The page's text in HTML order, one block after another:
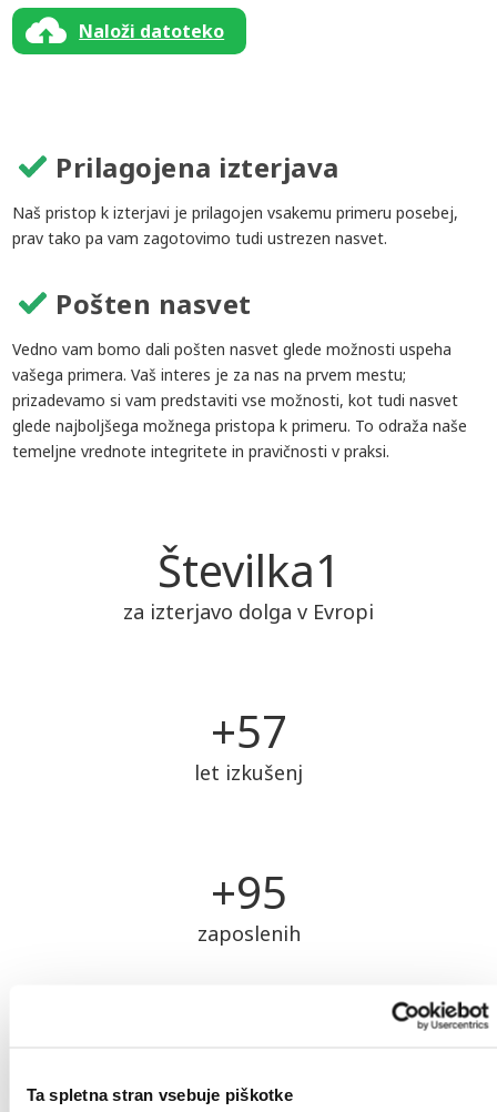
Ta spletna stran vsebuje piškotke
Naloži datoteko
Prilagojena izterjava
Naš pristop k izterjavi je prilagojen vsakemu primeru posebej,
prav tako pa vam zagotovimo tudi ustrezen nasvet.
Pošten nasvet
Vedno vam bomo dali pošten nasvet glede možnosti uspeha
vašega primera. Vaš interes je za nas na prvem mestu;
prizadevamo si vam predstaviti vse možnosti, kot tudi nasvet
glede najboljšega možnega pristopa k primeru. To odraža naše
temeljne vrednote integritete in pravičnosti v praksi.
Številka1
za izterjavo dolga v Evropi
+58
let izkušenj
+97
zaposlenih
Sodni postopek izterjave dolga
Če vaš dolžnik noče plačati med izvensodnim postopkom, gremo